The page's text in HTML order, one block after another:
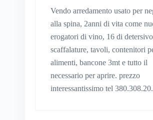
Vendo arredamento usato per
alla spina, 2anni di vita come
erogatori di vino, 16 di
scaffalature, tavoli, contenitori
alimenti, bancone 3mt e tutto il
necessario per aprire. prezzo
interessantissimo tel